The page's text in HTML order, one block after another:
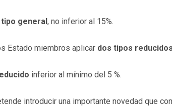
tipo general, no inferior al 15%.
Estado miembros aplicar dos tipos reducidos
inferior al mínimo del 5 %.
introducir una importante novedad que